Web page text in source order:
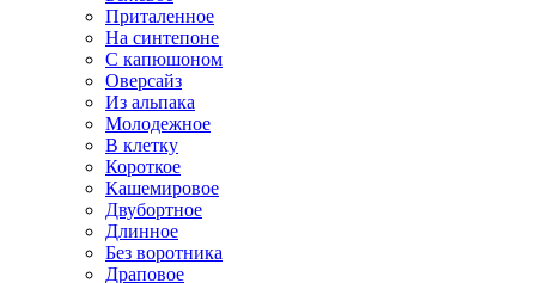
Приталенное
На синтепоне
С капюшоном
Оверсайз
Из альпака
Молодежное
В клетку
Короткое
Кашемировое
Двубортное
Длинное
Без воротника
Драповое